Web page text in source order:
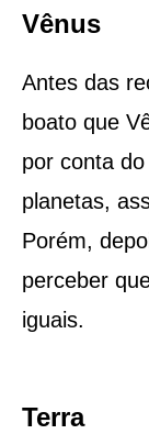
Vênus
Antes das
boato que
por conta
planetas,
Porém,
perceber
iguais.
Terra